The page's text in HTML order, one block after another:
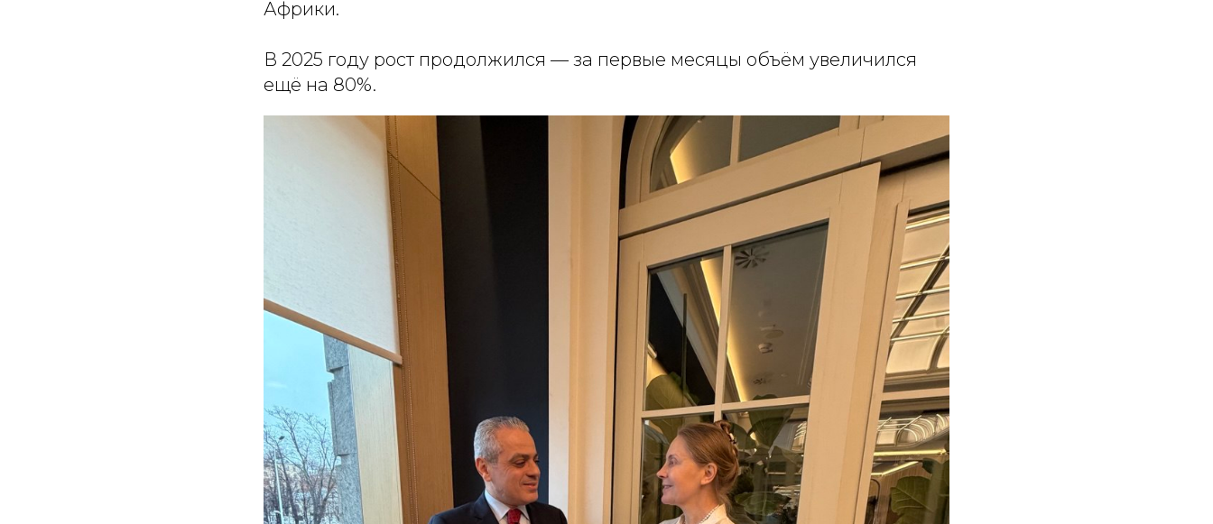
Африки.
В 2025 году рост продолжился — за первые месяцы объём увеличился
ещё на 80%.